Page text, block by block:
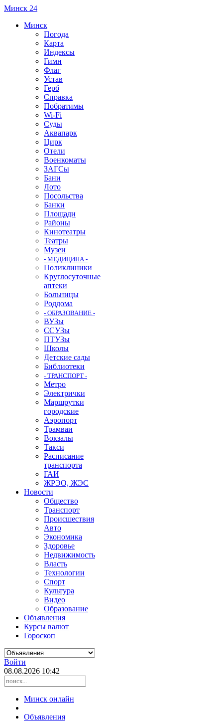
Минск 24
Минск
Погода
Карта
Индексы
Гимн
Флаг
Устав
Герб
Справка
Побратимы
Wi-Fi
Суды
Аквапарк
Цирк
Отели
Военкоматы
ЗАГСы
Бани
Лото
Посольства
Банки
Площади
Районы
Кинотеатры
Театры
Музеи
- МЕДИЦИНА -
Поликлиники
Круглосуточные
аптеки
Больницы
Роддома
- ОБРАЗОВАНИЕ -
ВУЗы
ССУЗы
ПТУЗы
Школы
Детские сады
Библиотеки
- ТРАНСПОРТ -
Метро
Электрички
Маршрутки
городские
Аэропорт
Трамваи
Вокзалы
Такси
Расписание
транспорта
ГАИ
ЖРЭО, ЖЭС
Новости
Общество
Транспорт
Происшествия
Авто
Экономика
Здоровье
Недвижимость
Власть
Технологии
Спорт
Культура
Видео
Образование
Объявления
Курсы валют
Гороскоп
Войти
08.08.2026 10:42
Минск онлайн
Объявления